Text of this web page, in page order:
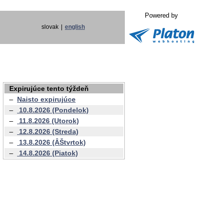
slovak english
Powered by
Expirujúce tento týždeň
– Naisto expirujúce
–
10.8.2026 (Pondelok)
–
11.8.2026 (Utorok)
–
12.8.2026 (Streda)
–
13.8.2026 (ÂŠtvrtok)
–
14.8.2026 (Piatok)